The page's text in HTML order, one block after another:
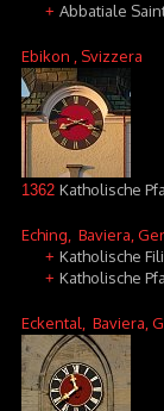
+ Abbatiale
Ebikon , Svizzera
1362 Katholische
Eching , Baviera,
+ Katholische
+ Katholische
Eckental , Baviera,